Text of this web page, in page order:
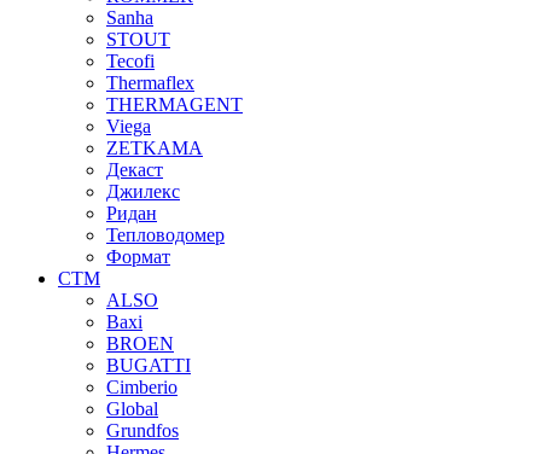
Sanha
STOUT
Tecofi
Thermaflex
THERMAGENT
Viega
ZETKAMA
Декаст
Джилекс
Ридан
Тепловодомер
Формат
СТМ
ALSO
Baxi
BROEN
BUGATTI
Cimberio
Global
Grundfos